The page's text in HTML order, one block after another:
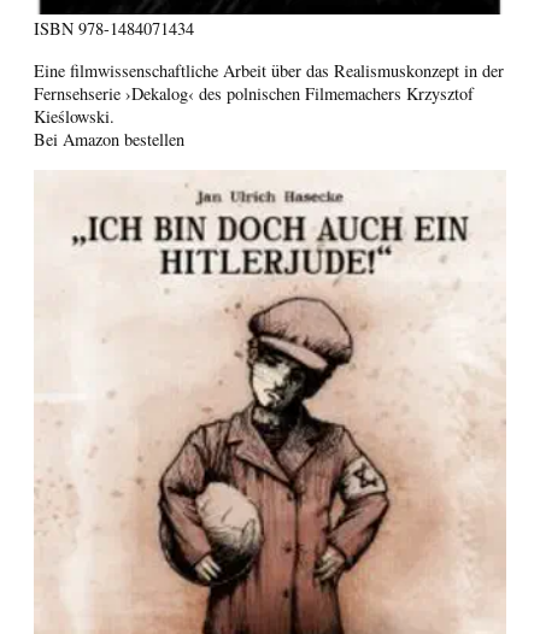
ISBN 978-1484071434
Eine filmwissenschaftliche Arbeit über das Realismuskonzept in der
Fernsehserie ›Dekalog‹ des polnischen Filmemachers Krzysztof
Kieślowski.
Bei Amazon bestellen